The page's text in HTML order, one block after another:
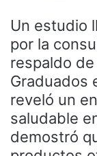
Un estudio
por la
respaldo
Graduados
reveló un
saludable
demostró